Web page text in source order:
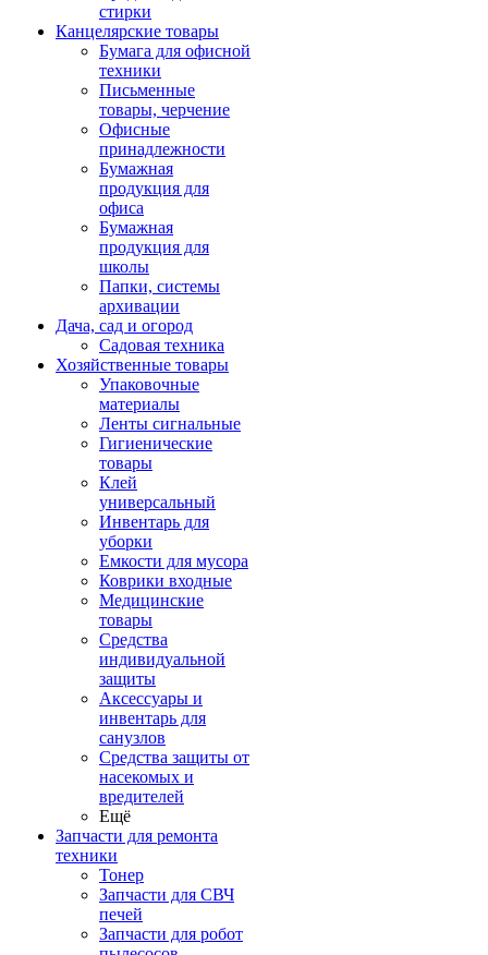
стирки
Канцелярские товары
Бумага для офисной
техники
Письменные
товары, черчение
Офисные
принадлежности
Бумажная
продукция для
офиса
Бумажная
продукция для
школы
Папки, системы
архивации
Дача, сад и огород
Садовая техника
Хозяйственные товары
Упаковочные
материалы
Ленты сигнальные
Гигиенические
товары
Клей
универсальный
Инвентарь для
уборки
Емкости для мусора
Коврики входные
Медицинские
товары
Средства
индивидуальной
защиты
Аксессуары и
инвентарь для
санузлов
Средства защиты от
насекомых и
вредителей
Ещё
Запчасти для ремонта
техники
Тонер
Запчасти для СВЧ
печей
Запчасти для робот